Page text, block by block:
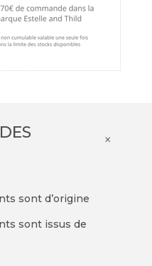
×
sont d’origine
sont issus de